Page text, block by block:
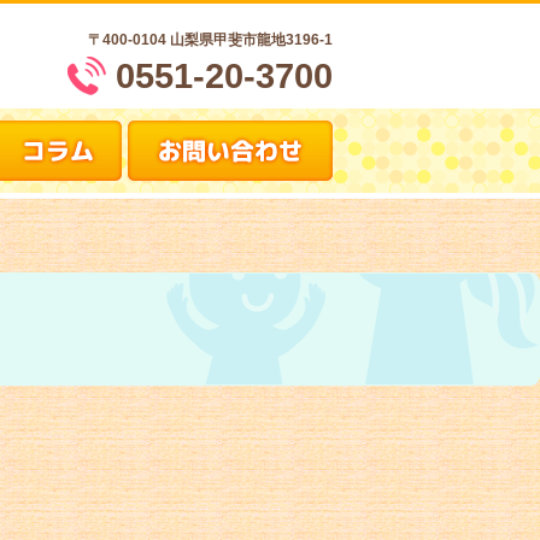
〒400-0104 山梨県甲斐市龍地3196-1
0551-20-3700